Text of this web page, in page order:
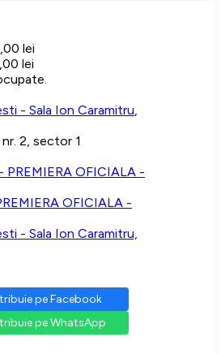
lei
lei
- Sala Ion Caramitru,
2, sector 1
OFICIALA -
- Sala Ion Caramitru,
pe Facebook
pe WhatsApp